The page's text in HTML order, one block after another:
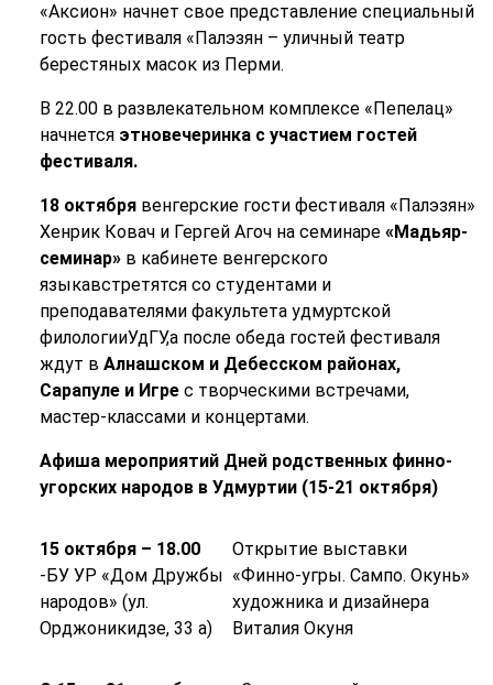
«Аксион» начнет свое представление специальный
гость фестиваля «Палэзян – уличный театр
берестяных масок из Перми.
В 22.00 в развлекательном комплексе «Пепелац»
начнется этновечеринка с участием гостей
фестиваля.
18 октября венгерские гости фестиваля «Палэзян»
Хенрик Ковач и Гергей Агоч на семинаре«Мадьяр-
семинар» в кабинете венгерского
языкавстретятся со студентами и
преподавателями факультета удмуртской
филологииУдГУ,а после обеда гостей фестиваля
ждут в Алнашском и Дебесском районах,
Сарапуле и Игре с творческими встречами,
мастер-классами и концертами.
Афиша мероприятий Дней родственных финно-
угорских народов в Удмуртии (15-21 октября)
15 октября – 18.00
-БУ УР «Дом Дружбы
народов» (ул.
Орджоникидзе, 33 а)
Открытие выставки
«Финно-угры. Сампо. Окунь»
художника и дизайнера
Виталия Окуня